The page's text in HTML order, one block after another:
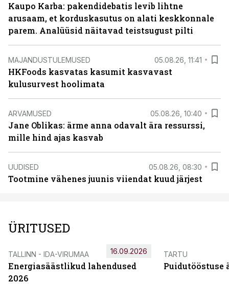
Kaupo Karba: pakendidebatis levib lihtne
arusaam, et korduskasutus on alati keskkonnale
parem. Analüüsid näitavad teistsugust pilti
MAJANDUSTULEMUSED 05.08.26, 11:41
HKFoods kasvatas kasumit kasvavast
kulusurvest hoolimata
ARVAMUSED 05.08.26, 10:40
Jane Oblikas: ärme anna odavalt ära ressurssi,
mille hind ajas kasvab
UUDISED 05.08.26, 08:30
Tootmine vähenes juunis viiendat kuud järjest
ÜRITUSED
TALLINN - IDA-VIRUMAA
Energiasäästlikud lahendused
2026
16.09.2026 TARTU
Puidutööstuse